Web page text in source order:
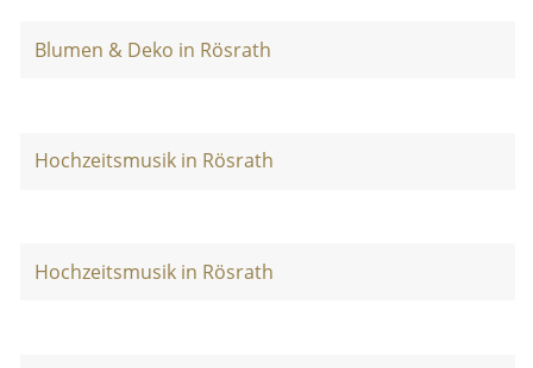
Blumen & Deko in Rösrath
Hochzeitsmusik in Rösrath
Hochzeitsmusik in Rösrath